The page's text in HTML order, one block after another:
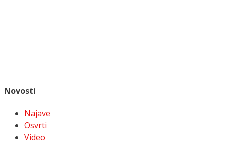
Novosti
Najave
Osvrti
Video